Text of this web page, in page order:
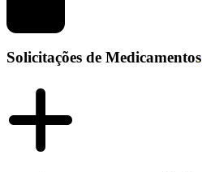
Solicitações de Medicamentos